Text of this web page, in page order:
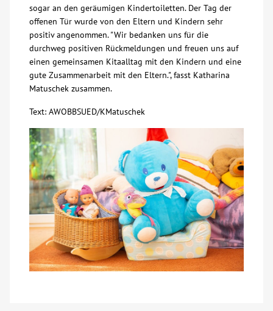
Glossar
Suche
Kontakt
AWO BB Süd
sogar an den geräumigen Kindertoiletten. Der Tag der
offenen Tür wurde von den Eltern und Kindern sehr
positiv angenommen. "Wir bedanken uns für die
durchweg positiven Rückmeldungen und freuen uns auf
einen gemeinsamen Kitaalltag mit den Kindern und eine
gute Zusammenarbeit mit den Eltern.", fasst Katharina
Matuschek zusammen.
Text: AWOBBSUED/KMatuschek